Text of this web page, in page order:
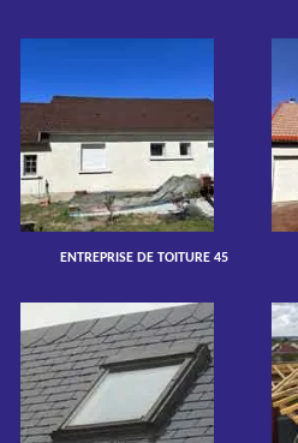
ENTREPRISE DE TOITURE 45